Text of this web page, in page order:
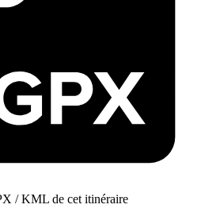
/ KML de cet itinéraire